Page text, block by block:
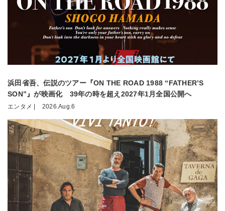
浜田省吾、伝説のツアー『ON THE ROAD 1988 “FATHER’S
SON”』が映画化 39年の時を超え2027年1月全国公開へ
エンタメ | 2026.Aug.6